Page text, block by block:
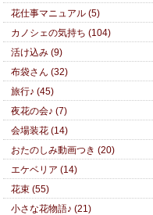
花仕事マニュアル (5)
カノシェの気持ち (104)
活け込み (9)
布袋さん (32)
旅行♪ (45)
夜花の会♪ (7)
会場装花 (14)
おたのしみ動画つき (20)
エケベリア (14)
花束 (55)
小さな花物語♪ (21)